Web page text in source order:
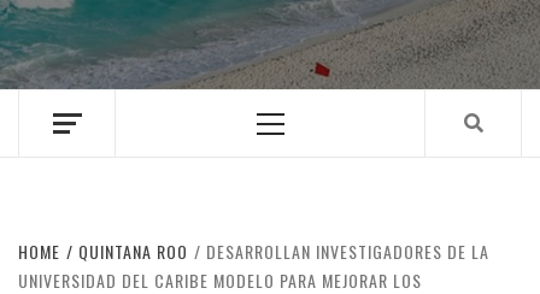
Menu
HOME QUINTANA ROO
DESARROLLAN INVESTIGADORES DE LA
UNIVERSIDAD DEL CARIBE MODELO PARA MEJORAR LOS